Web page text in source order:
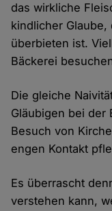
das wirkliche
kindlicher Glaube,
überbieten ist.
Bäckerei
Die gleiche
Gläubigen bei der
Besuch von
engen Kontakt
Es überrascht
verstehen kann,